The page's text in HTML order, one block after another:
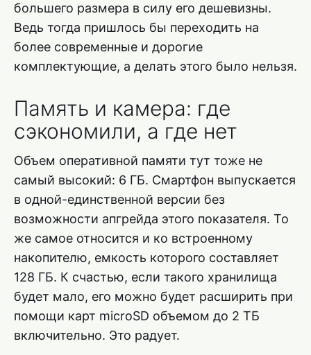
большего размера в силу его дешевизны.
Ведь тогда пришлось бы переходить на
более современные и дорогие
комплектующие, а делать этого было нельзя.
Память и камера: где
сэкономили, а где нет
Объем оперативной памяти тут тоже не
самый высокий: 6 ГБ. Смартфон выпускается
в одной-единственной версии без
возможности апгрейда этого показателя. То
же самое относится и ко встроенному
накопителю, емкость которого составляет
128 ГБ. К счастью, если такого хранилища
будет мало, его можно будет расширить при
помощи карт microSD объемом до 2 ТБ
включительно. Это радует.